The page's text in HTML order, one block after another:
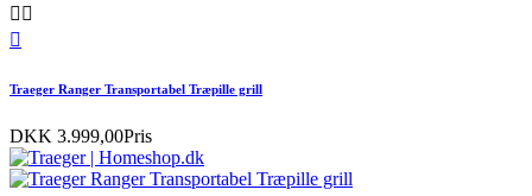
 

Traeger Ranger Transportabel Træpille grill
DKK 3.999,00Pris